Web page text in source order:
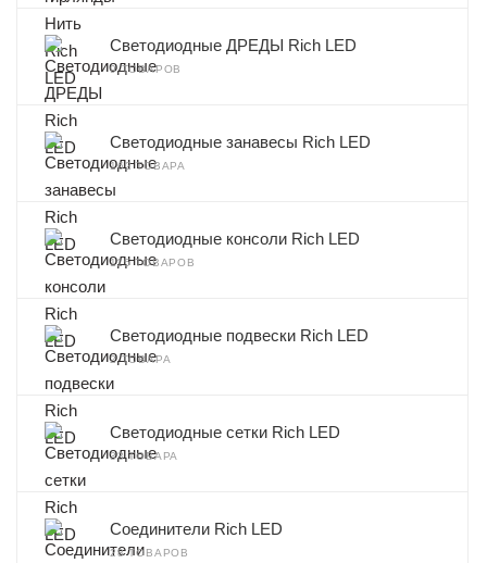
Светодиодные ДРЕДЫ Rich LED
9 ТОВАРОВ
Светодиодные занавесы Rich LED
162 ТОВАРА
Светодиодные консоли Rich LED
115 ТОВАРОВ
Светодиодные подвески Rich LED
2 ТОВАРА
Светодиодные сетки Rich LED
33 ТОВАРА
Соединители Rich LED
28 ТОВАРОВ